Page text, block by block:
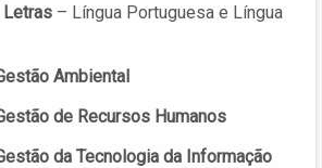
Letras – Língua Portuguesa e Língua
Ambiental
de Recursos Humanos
da Tecnologia da Informação